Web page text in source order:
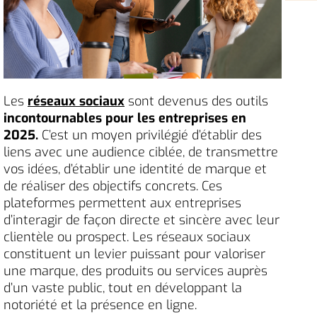
Les réseaux sociaux sont devenus des outils
incontournables pour les entreprises en
2025. C’est un moyen privilégié d’établir des
liens avec une audience ciblée, de transmettre
vos idées, d’établir une identité de marque et
de réaliser des objectifs concrets. Ces
plateformes permettent aux entreprises
d’interagir de façon directe et sincère avec leur
clientèle ou prospect. Les réseaux sociaux
constituent un levier puissant pour valoriser
une marque, des produits ou services auprès
d’un vaste public, tout en développant la
notoriété et la présence en ligne.